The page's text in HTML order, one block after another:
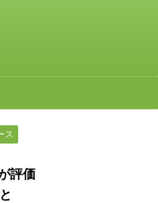
ス
評価